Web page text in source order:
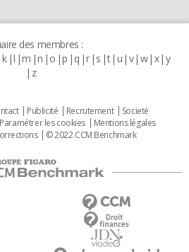
des membres :
k l m n o p q r s t u v w x y
z
Publicité Recrutement
Societé
Paramétrer les cookies
Mentions légales
© 2022 CCM Benchmark